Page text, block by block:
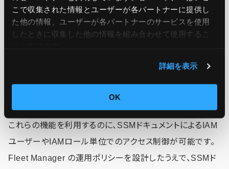
こで収集された情報とユーザーが各パートナーに提供し
た他の情報、ユーザーが各パートナーのサービスを使用
したときに収集した他の情報を組み合わせて使用​​するこ
詳細を表示
OK
Windowsレジストリ管理（キーやエントリの作成、変更、
削除）
Fleet Manager実
これらの機能を利用するのに、SSMドキュメントによるIAM
ユーザーやIAMロール単位でのアクセス制御が可能です。
Fleet Manager の運用ポリシーを設計したうえで、SSMド